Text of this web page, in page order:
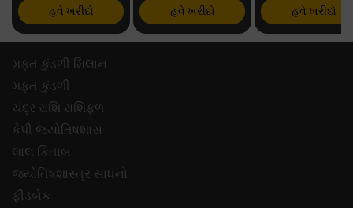
હવે ખરીદો હવે ખરીદો હવે ખરીદો
મફ્ત કુંડળી મિલાન
મફ્ત કુંડળી
ચંદ્ર રાશિ રાશિફળ
કેપી જ્યોતિષશાસ
લાલ કિતાબ
જ્યોતિષશાસ્ત્ર સાધનો
ફીડબેક